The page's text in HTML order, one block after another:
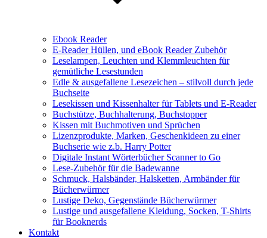
Ebook Reader
E-Reader Hüllen, und eBook Reader Zubehör
Leselampen, Leuchten und Klemmleuchten für
gemütliche Lesestunden
Edle & ausgefallene Lesezeichen – stilvoll durch jede
Buchseite
Lesekissen und Kissenhalter für Tablets und E-Reader
Buchstütze, Buchhalterung, Buchstopper
Kissen mit Buchmotiven und Sprüchen
Lizenzprodukte, Marken, Geschenkideen zu einer
Buchserie wie z.b. Harry Potter
Digitale Instant Wörterbücher Scanner to Go
Lese-Zubehör für die Badewanne
Schmuck, Halsbänder, Halsketten, Armbänder für
Bücherwürmer
Lustige Deko, Gegenstände Bücherwürmer
Lustige und ausgefallene Kleidung, Socken, T-Shirts
für Booknerds
Kontakt